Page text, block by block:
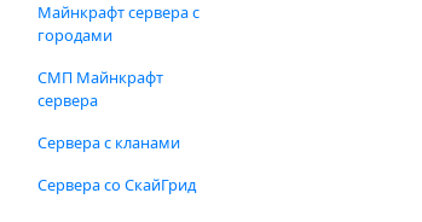
Майнкрафт сервера с
городами
СМП Майнкрафт
сервера
Сервера с кланами
Сервера со СкайГрид